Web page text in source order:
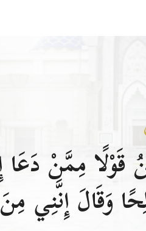
مِمَّنْ دَعَا
وَقَالَ إِنَّنِي